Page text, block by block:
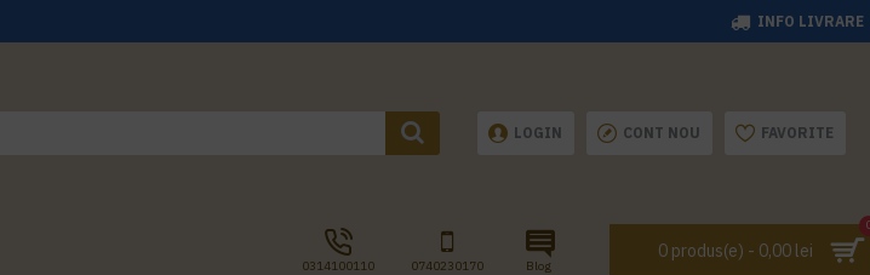
INFO LIVRARE
LOGIN CONT NOU FAVORITE
0314100110 0740230170 Blog
0 produs(e) - 0,00 lei